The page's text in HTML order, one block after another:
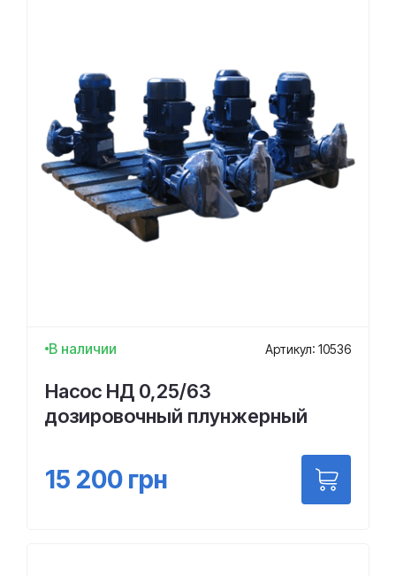
В наличии Артикул: 10536
Насос НД 0,25/63
дозировочный плунжерный
15 200 грн